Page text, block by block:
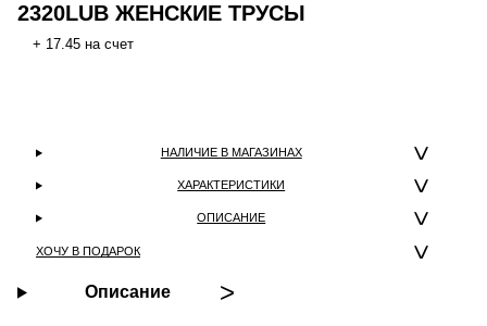
2320LUB ЖЕНСКИЕ ТРУСЫ
+ 17.45 на счет
НАЛИЧИЕ В МАГАЗИНАХ
ХАРАКТЕРИСТИКИ
ОПИСАНИЕ
ХОЧУ В ПОДАРОК
Описание